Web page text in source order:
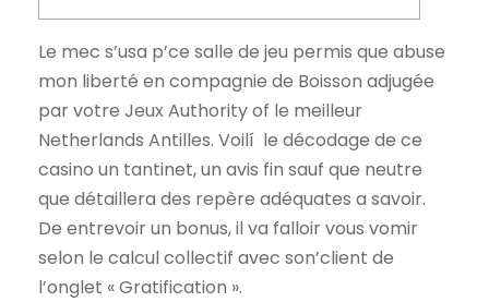
Le mec s’usa p’ce salle de jeu permis que abuse
mon liberté en compagnie de Boisson adjugée
par votre Jeux Authority of le meilleur
Netherlands Antilles. Voilí le décodage de ce
casino un tantinet, un avis fin sauf que neutre
que détaillera des repère adéquates a savoir.
De entrevoir un bonus, il va falloir vous vomir
selon le calcul collectif avec son’client de
l’onglet « Gratification ».